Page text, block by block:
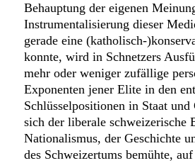
Behauptung der eigenen
Instrumentalisierung dieser
gerade eine (katholisch-
konnte, wird in Schnetzers
mehr oder weniger zufällige
Exponenten jener Elite in den
Schlüsselpositionen in Staat
sich der liberale schweizerische
Nationalismus, der Geschichte
des Schweizertums bemühte,